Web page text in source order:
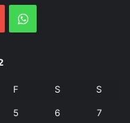
YouTubeWhatsApp
F S S
5 6 7